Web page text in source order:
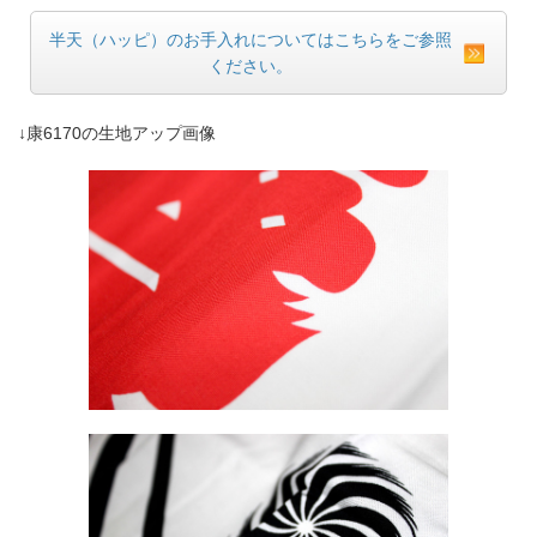
半天（ハッピ）のお手入れについてはこちらをご参照
ください。
↓康6170の生地アップ画像